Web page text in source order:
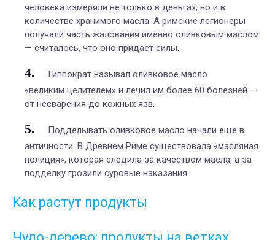
человека измеряли не только в деньгах, но и в
количестве хранимого масла. А римские легионеры
получали часть жалования именно оливковым маслом
— считалось, что оно придает силы.
Гиппократ называл оливковое масло
«великим целителем» и лечил им более 60 болезней —
от несварения до кожных язв.
Подделывать оливковое масло начали еще в
античности. В Древнем Риме существовала «масляная
полиция», которая следила за качеством масла, а за
подделку грозили суровые наказания.
Как растут продукты